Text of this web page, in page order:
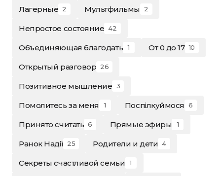
Лагерные 2 Мультфильмы 2
Непростое состояние 42
Объединяющая благодать 1 От 0 до 17 10
Открытый разговор 26
Позитивное мышление 3
Помолитесь за меня 1 Поспілкуймося 6
Принято считать 6 Прямые эфиры 1
Ранок Надії 25 Родители и дети 4
Секреты счастливой семьи 1